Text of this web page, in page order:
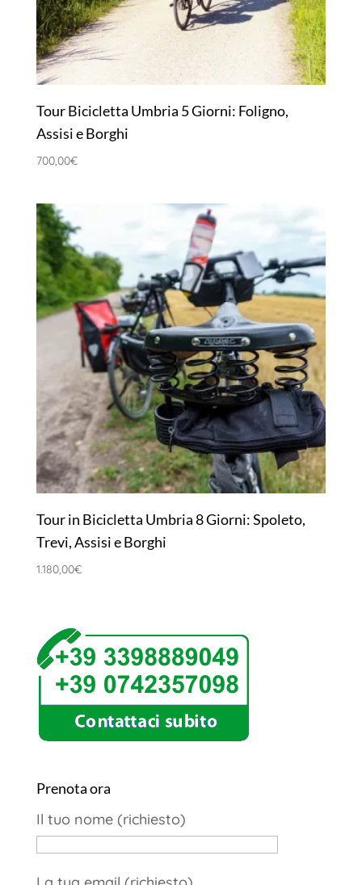
Tour Bicicletta Umbria 5 Giorni: Foligno,
Assisi e Borghi
700,00€
Tour in Bicicletta Umbria 8 Giorni: Spoleto,
Trevi, Assisi e Borghi
1.180,00€
Prenota ora
Il tuo nome (richiesto)